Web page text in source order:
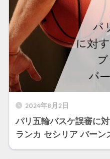
2024年8月2日
パリ五輪バスケ誤審に
ランカ セシリア バーン